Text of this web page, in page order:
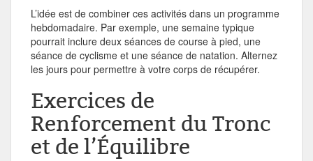
L’idée est de combiner ces activités dans un programme
hebdomadaire. Par exemple, une semaine typique
pourrait inclure deux séances de course à pied, une
séance de cyclisme et une séance de natation. Alternez
les jours pour permettre à votre corps de récupérer.
Exercices de
Renforcement du Tronc
et de l’Équilibre